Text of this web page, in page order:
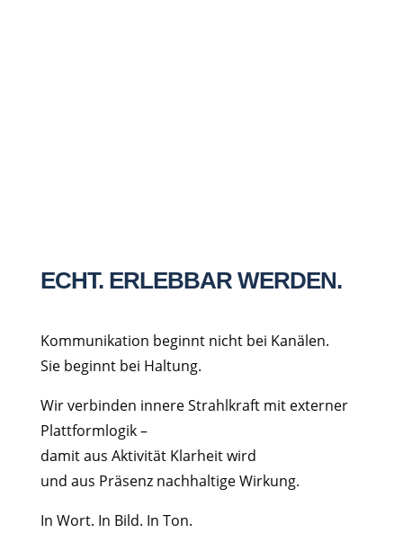
ECHT. ERLEBBAR WERDEN.
Kommunikation beginnt nicht bei Kanälen.
Sie beginnt bei Haltung.
Wir verbinden innere Strahlkraft mit externer
Plattformlogik –
damit aus Aktivität Klarheit wird
und aus Präsenz nachhaltige Wirkung.
In Wort. In Bild. In Ton.